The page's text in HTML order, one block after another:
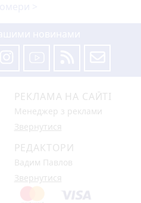
РЕКЛАМА НА САЙТІ
Менеджер з реклами
Звернутися
РЕДАКТОРИ
Вадим Павлов
Звернутися